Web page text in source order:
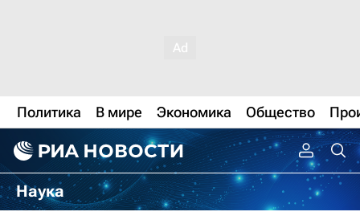
Политика В мире Экономика Общество
Наука